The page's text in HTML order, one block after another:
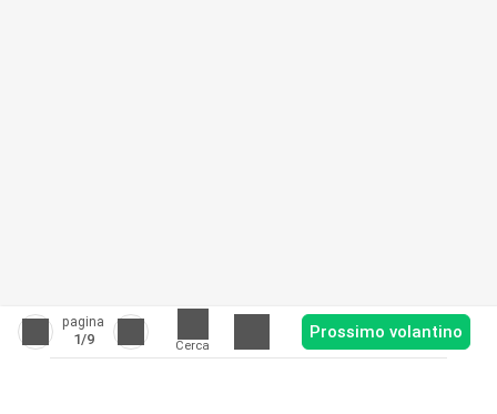
pagina
1/9 Cerca
Prossimo volantino